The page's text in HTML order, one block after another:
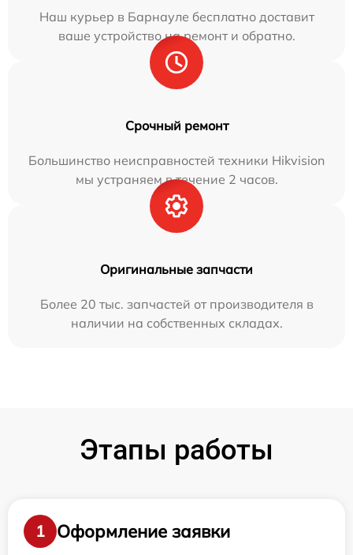
Наш курьер в Барнауле бесплатно доставит
ваше устройство на ремонт и обратно.
Срочный ремонт
Большинство неисправностей техники Hikvision
мы устраняем в течение 2 часов.
Оригинальные запчасти
Более 20 тыс. запчастей от производителя в
наличии на собственных складах.
Этапы работы
1
Оформление заявки